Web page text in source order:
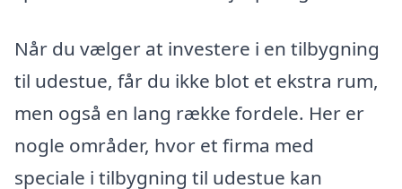
Når du vælger at investere i en tilbygning
til udestue, får du ikke blot et ekstra rum,
men også en lang række fordele. Her er
nogle områder, hvor et firma med
speciale i tilbygning til udestue kan